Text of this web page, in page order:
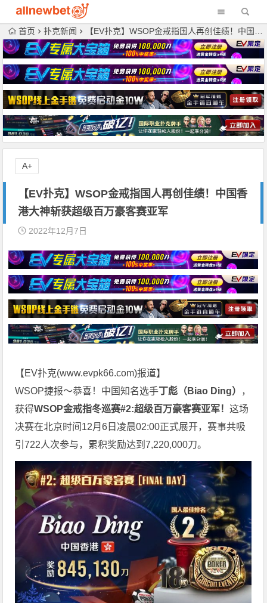
首页 扑克新闻 【EV扑克】WSOP金戒指国人再创佳绩！中国香港大神斩获超级百万豪客赛亚军
【EV扑克】WSOP金戒指国人再创佳绩！中国香
港大神斩获超级百万豪客赛亚军
2022年12月7日
【EV扑克(www.evpk66.com)报道】
WSOP捷报～恭喜！中国知名选手丁彪（Biao Ding） ，
获得WSOP金戒指冬巡赛#2:超级百万豪客赛亚军！这场
决赛在北京时间12月6日凌晨02:00正式展开，赛事共吸
引722人次参与，累积奖励达到7,220,000刀。
A+